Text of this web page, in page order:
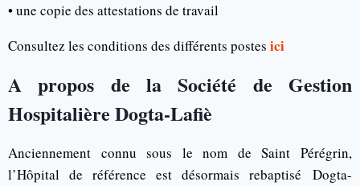
• une copie des attestations de travail
Consultez les conditions des différents postes ici
A propos de la Société de Gestion
Hospitalière Dogta-Lafiè
Anciennement connu sous le nom de Saint Pérégrin,
l’Hôpital de référence est désormais rebaptisé Dogta-